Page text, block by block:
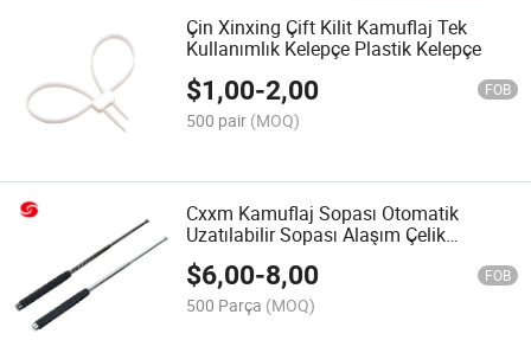
Çin Xinxing Çift Kilit Kamuflaj Tek
Kullanımlık Kelepçe Plastik Kelepçe
$1,00-2,00 FOB
500 pair (MOQ)
Cxxm Kamuflaj Sopası Otomatik
Uzatılabilir Sopası Alaşım Çelik
Uzatılabilir Sopası
$6,00-8,00 FOB
500 Parça (MOQ)